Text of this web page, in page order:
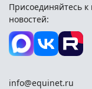
Присоединяйтесь к
новостей:
info@equinet.ru